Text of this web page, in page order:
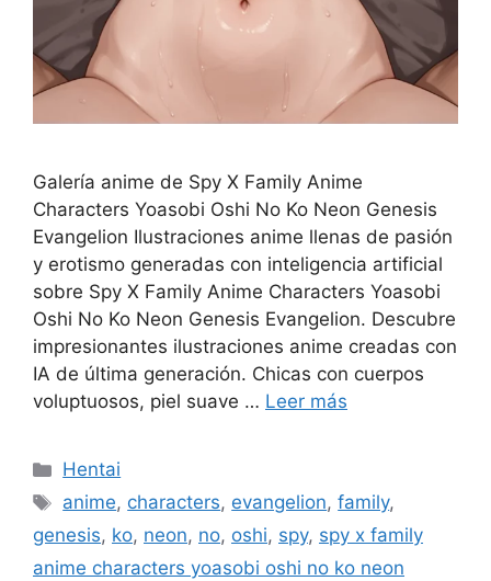
Galería anime de Spy X Family Anime
Characters Yoasobi Oshi No Ko Neon Genesis
Evangelion Ilustraciones anime llenas de pasión
y erotismo generadas con inteligencia artificial
sobre Spy X Family Anime Characters Yoasobi
Oshi No Ko Neon Genesis Evangelion. Descubre
impresionantes ilustraciones anime creadas con
IA de última generación. Chicas con cuerpos
voluptuosos, piel suave … Leer más
Categorías
Hentai
Etiquetas
anime, characters, evangelion,family,
genesis, ko, neon, no, oshi, spy, spy x family
anime characters yoasobi oshi no ko neon